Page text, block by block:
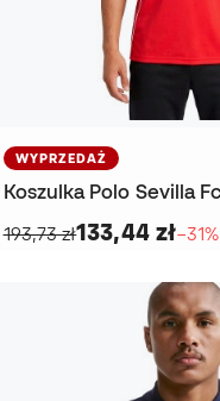
WYPRZEDAŻ
193,73 zł133,44 zł−31%